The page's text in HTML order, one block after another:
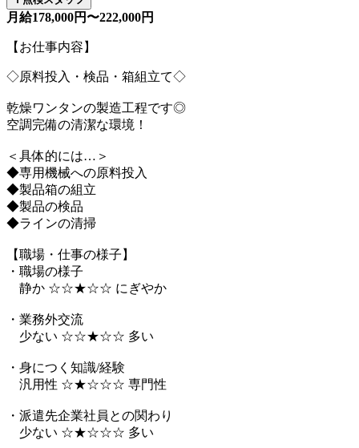
月給178,000円〜222,000円
【お仕事内容】
◇原料投入・検品・箱組立て◇
乾燥ワンタンの製造工程です◎
空調完備の清潔な環境！
＜具体的には…＞
◆専用機械への原料投入
◆製品箱の組立
◆製品の検品
◆ラインの清掃
【職場・仕事の様子】
・職場の様子
静か ☆☆★☆☆ にぎやか
・業務外交流
少ない ☆☆★☆☆ 多い
・身につく知識/経験
汎用性 ☆★☆☆☆ 専門性
・派遣先企業社員との関わり
少ない ☆★☆☆☆ 多い